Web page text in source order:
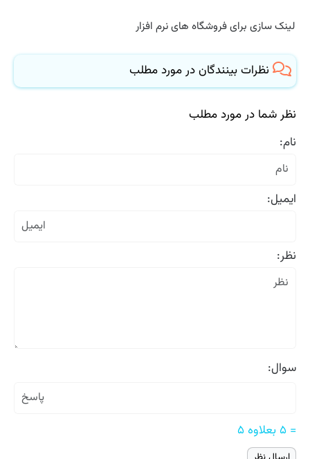
لینک سازی برای فروشگاه های نرم افزار
نظرات بینندگان در مورد مطلب
نظر شما در مورد مطلب
نام:
ایمیل:
نظر:
سوال:
= ۵ بعلاوه ۵